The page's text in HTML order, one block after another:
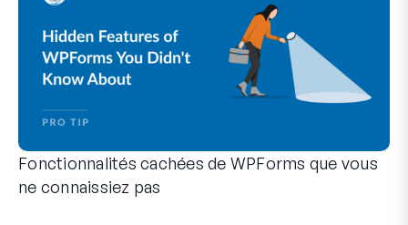
Fonctionnalités cachées de WPForms que vous
ne connaissiez pas